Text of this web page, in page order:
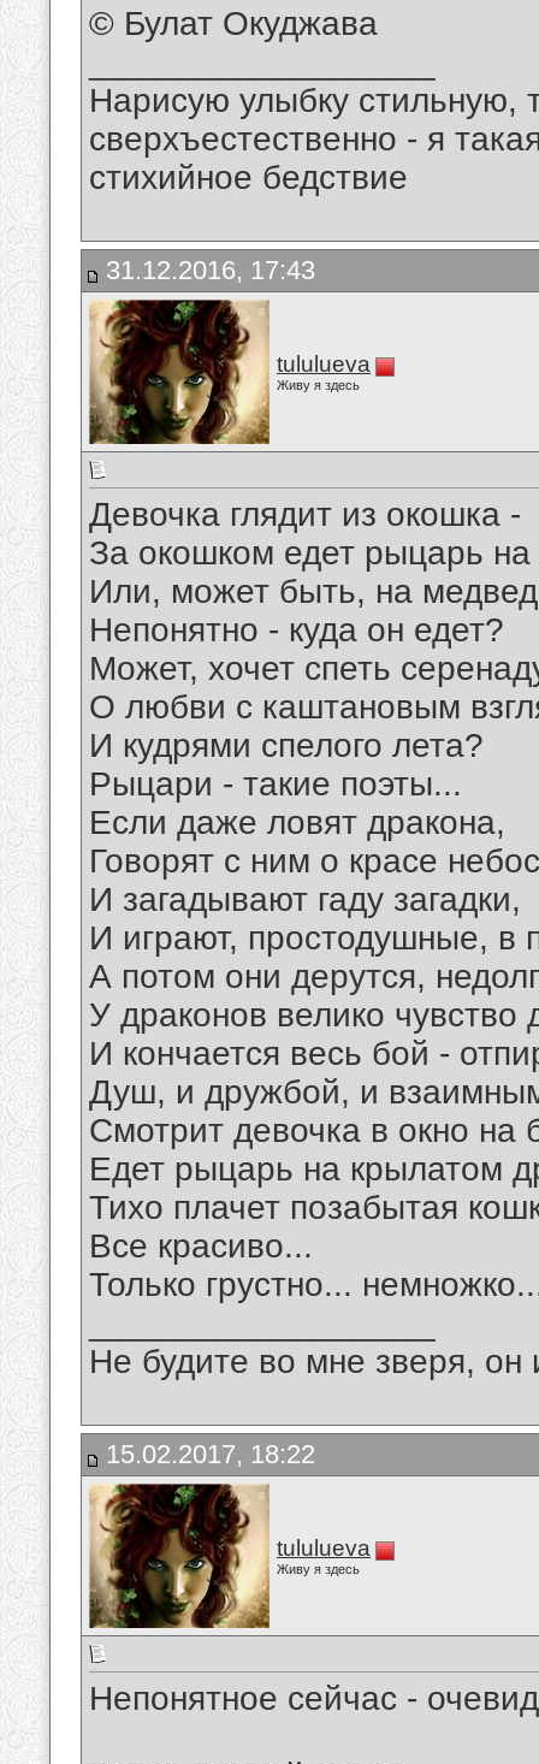
© Булат Окуджава
Нарисую улыбку стильную,
сверхъестественно - я
стихийное бедствие
31.12.2016, 17:43
tululueva
Живу я здесь
Девочка глядит из окошка -
За окошком едет рыцарь на
Или, может быть, на
Непонятно - куда он едет?
Может, хочет спеть
О любви с каштановым
И кудрями спелого лета?
Рыцари - такие поэты...
Если даже ловят дракона,
Говорят с ним о красе
И загадывают гаду загадки,
И играют, простодушные, в
А потом они дерутся,
У драконов велико чувство
И кончается весь бой -
Душ, и дружбой, и
Смотрит девочка в окно на
Едет рыцарь на крылатом
Тихо плачет позабытая
Все красиво...
Только грустно...
Не будите во мне зверя, он
15.02.2017, 18:22
tululueva
Живу я здесь
Непонятное сейчас -